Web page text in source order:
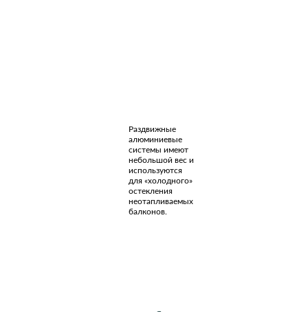
Раздвижные
алюминиевые
системы имеют
небольшой вес и
используются
для «холодного»
остекления
неотапливаемых
балконов.